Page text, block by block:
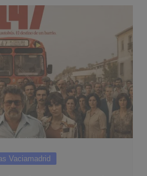
Vaciamadrid